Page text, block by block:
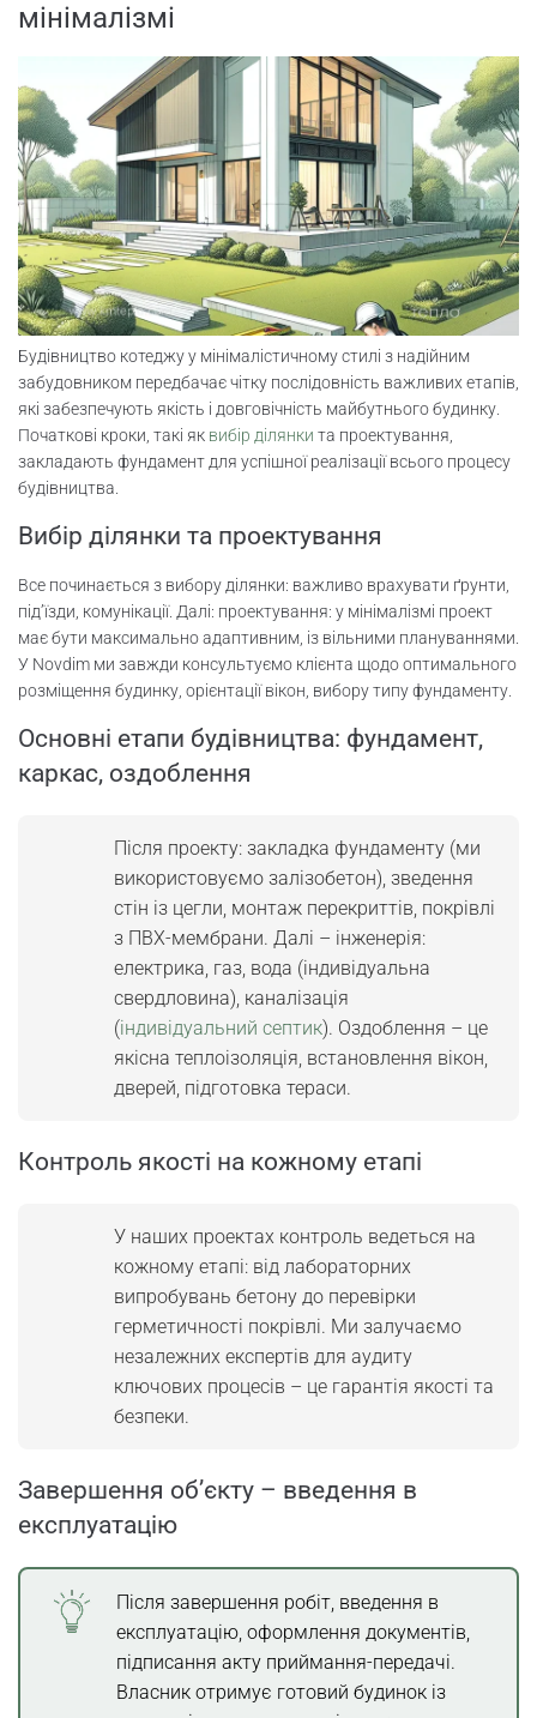
мінімалізмі
Будівництво котеджу у мінімалістичному стилі з надійним
забудовником передбачає чітку послідовність важливих етапів,
які забезпечують якість і довговічність майбутнього будинку.
Початкові кроки, такі як вибір ділянки та проектування,
закладають фундамент для успішної реалізації всього процесу
будівництва.
Вибір ділянки та проектування
Все починається з вибору ділянки: важливо врахувати ґрунти,
під’їзди, комунікації. Далі: проектування: у мінімалізмі проект
має бути максимально адаптивним, із вільними плануваннями.
У Novdim ми завжди консультуємо клієнта щодо оптимального
розміщення будинку, орієнтації вікон, вибору типу фундаменту.
Основні етапи будівництва: фундамент,
каркас, оздоблення
Після проекту: закладка фундаменту (ми
використовуємо залізобетон), зведення
стін із цегли, монтаж перекриттів, покрівлі
з ПВХ-мембрани. Далі – інженерія:
електрика, газ, вода (індивідуальна
свердловина), каналізація
(індивідуальний септик). Оздоблення – це
якісна теплоізоляція, встановлення вікон,
дверей, підготовка тераси.
Контроль якості на кожному етапі
У наших проектах контроль ведеться на
кожному етапі: від лабораторних
випробувань бетону до перевірки
герметичності покрівлі. Ми залучаємо
незалежних експертів для аудиту
ключових процесів – це гарантія якості та
безпеки.
Завершення об’єкту – введення в
експлуатацію
Після завершення робіт, введення в
експлуатацію, оформлення документів,
підписання акту приймання-передачі.
Власник отримує готовий будинок із